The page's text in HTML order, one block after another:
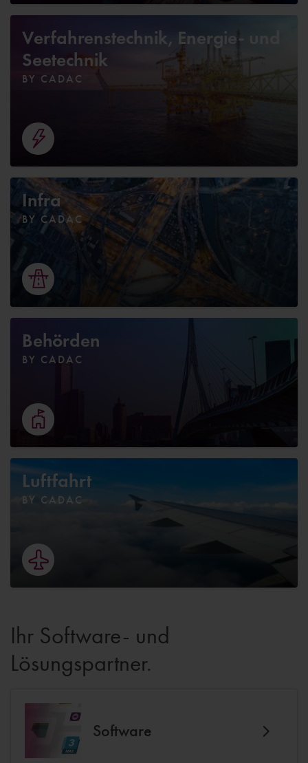
Verfahrenstechnik, Energie- und
Seetechnik
BY CADAC
Infra
BY CADAC
Behörden
BY CADAC
Luftfahrt
BY CADAC
Ihr Software- und
Lösungspartner.
Software